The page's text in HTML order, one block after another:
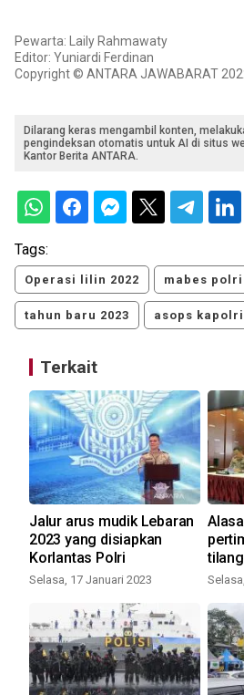
Pewarta: Laily Rahmawaty
Editor: Yuniardi Ferdinan
Copyright © ANTARA JAWABARAT
Dilarang keras mengambil konten,
pengindeksan otomatis untuk AI di situs
Kantor Berita ANTARA.
Tags:
Operasi lilin 2022 mabes polri
tahun baru 2023 asops kapolri
Terkait
Jalur arus mudik Lebaran
2023 yang disiapkan
Korlantas Polri
Selasa, 17 Januari 2023